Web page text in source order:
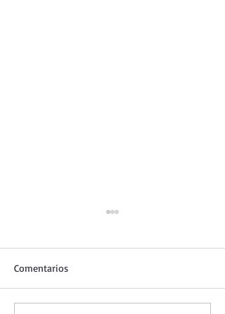
Comentarios